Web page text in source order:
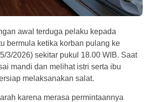
awal terduga pelaku kepada
bermula ketika korban pulang ke
3/2026) sekitar pukul 18.00 WIB. Saat
mandi dan melihat istri serta ibu
melaksanakan salat.
karena merasa permintaannya